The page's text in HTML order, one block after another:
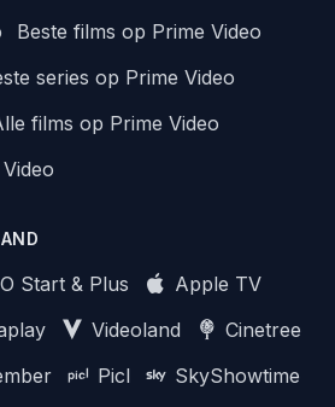
Beste films op Prime Video
series op Prime Video
films op Prime Video
Start & Plus
Apple TV
Videoland
Cinetree
Picl SkyShowtime